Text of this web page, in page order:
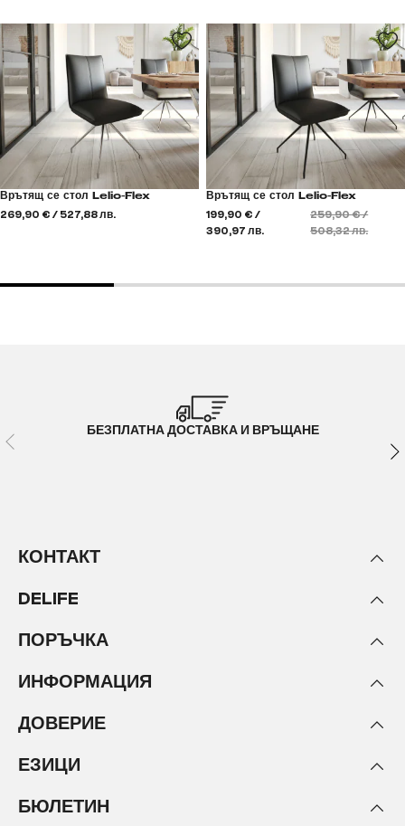
Врътящ се стол Lelio-Flex
269,90 € / 527,88 лв.
Врътящ се стол Lelio-Flex
199,90 € /
390,97 лв.
259,90 € /
508,32 лв.
БЕЗПЛАТНА ДОСТАВКА И ВРЪЩАНЕ
КОНТАКТ
DELIFE
ПОРЪЧКА
ИНФОРМАЦИЯ
ДОВЕРИЕ
ЕЗИЦИ
БЮЛЕТИН